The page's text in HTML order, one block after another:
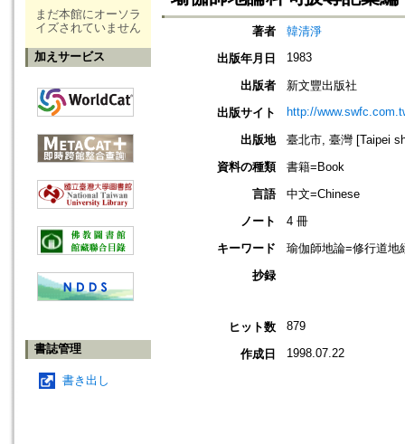
まだ本館にオーソラ
イズされていません
加えサービス
書誌管理
書き出し
著者
韓清淨
出版年月日
1983
出版者
新文豐出版社
出版サイト
http://
出版地
臺北市, 臺灣 [Taipei
資料の種類
書籍=Book
言語
中文=Chinese
ノート
4 冊
キーワード
瑜伽師地論=修行道地
抄録
ヒット数 879
作成日 1998.07.22